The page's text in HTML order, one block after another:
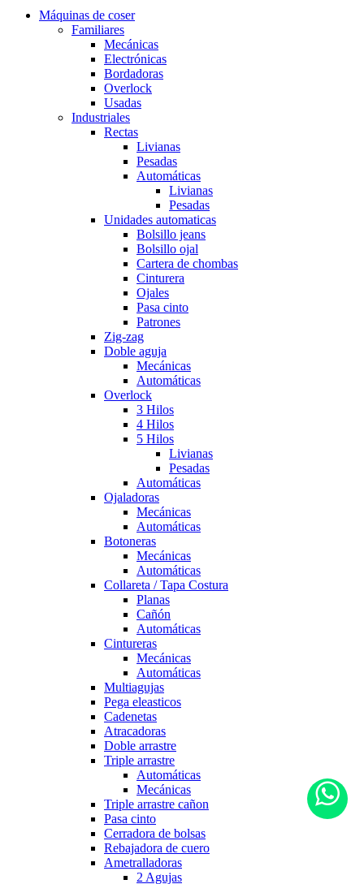
Máquinas de coser
Familiares
Mecánicas
Electrónicas
Bordadoras
Overlock
Usadas
Industriales
Rectas
Livianas
Pesadas
Automáticas
Livianas
Pesadas
Unidades automaticas
Bolsillo jeans
Bolsillo ojal
Cartera de chombas
Cinturera
Ojales
Pasa cinto
Patrones
Zig-zag
Doble aguja
Mecánicas
Automáticas
Overlock
3 Hilos
4 Hilos
5 Hilos
Livianas
Pesadas
Automáticas
Ojaladoras
Mecánicas
Automáticas
Botoneras
Mecánicas
Automáticas
Collareta / Tapa Costura
Planas
Cañón
Automáticas
Cintureras
Mecánicas
Automáticas
Multiagujas
Pega eleasticos
Cadenetas
Atracadoras
Doble arrastre
Triple arrastre
Automáticas
Mecánicas
Triple arrastre cañon
Pasa cinto
Cerradora de bolsas
Rebajadora de cuero
Ametralladoras
2 Agujas